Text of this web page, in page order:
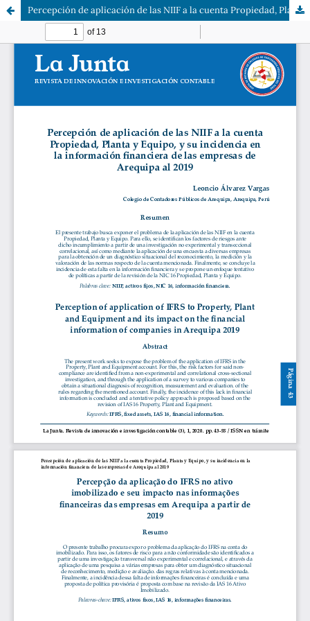
Percepción de aplicación de las NIIF a la cuenta Propiedad, Planta y Equipo, y su incidencia en la información financiera de las empresas de Arequipa al 2019